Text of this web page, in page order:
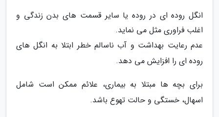
انگل روده ای در روده یا سایر قسمت های بدن زندگی و
اغلب فراوری مثل می نماید.
عدم رعایت بهداشت و آب ناسالم خطر ابتلا به انگل های
روده ای را افزایش می دهد.
برای بچه ها مبتلا به بیماری، علائم ممکن است شامل
اسهال، خستگی و حالت تهوع باشد.